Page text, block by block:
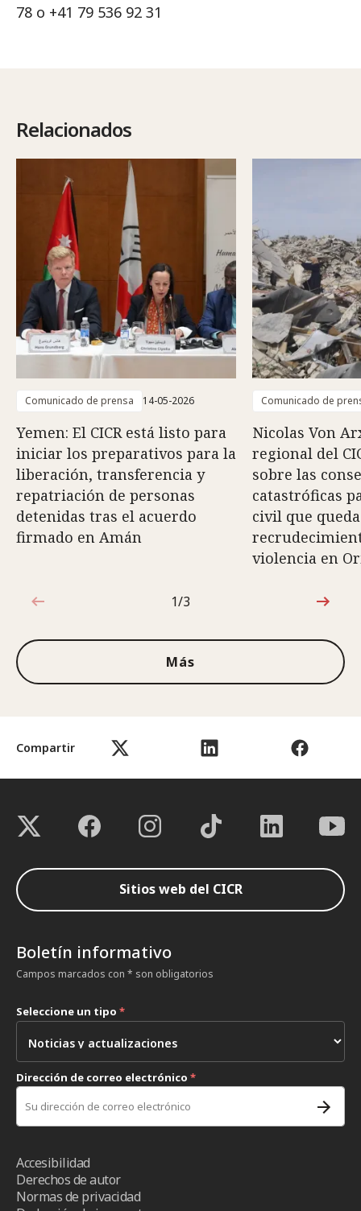
Compartir
78 o +41 79 536 92 31
Relacionados
Comunicado de prensa 14-05-2026
Yemen: El CICR está listo para
iniciar los preparativos para la
liberación, transferencia y
repatriación de personas
detenidas tras el acuerdo
firmado en Amán
Comunicado de
Nicolas Von
regional del
sobre las
catastróficas
civil que
violencia en
1de3
1/3
Más
Sitios web del CICR
Boletín informativo
Campos marcados con * son obligatorios
Seleccione un tipo *
Dirección de correo electrónico *
Accesibilidad
Derechos de autor
Normas de privacidad